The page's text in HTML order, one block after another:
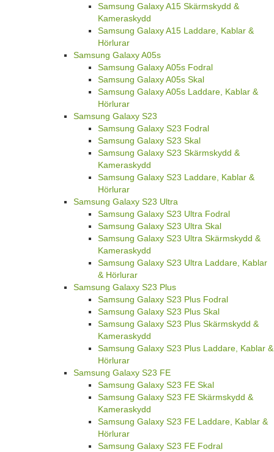
Samsung Galaxy A15 Skärmskydd &
Kameraskydd
Samsung Galaxy A15 Laddare, Kablar &
Hörlurar
Samsung Galaxy A05s
Samsung Galaxy A05s Fodral
Samsung Galaxy A05s Skal
Samsung Galaxy A05s Laddare, Kablar &
Hörlurar
Samsung Galaxy S23
Samsung Galaxy S23 Fodral
Samsung Galaxy S23 Skal
Samsung Galaxy S23 Skärmskydd &
Kameraskydd
Samsung Galaxy S23 Laddare, Kablar &
Hörlurar
Samsung Galaxy S23 Ultra
Samsung Galaxy S23 Ultra Fodral
Samsung Galaxy S23 Ultra Skal
Samsung Galaxy S23 Ultra Skärmskydd &
Kameraskydd
Samsung Galaxy S23 Ultra Laddare, Kablar
& Hörlurar
Samsung Galaxy S23 Plus
Samsung Galaxy S23 Plus Fodral
Samsung Galaxy S23 Plus Skal
Samsung Galaxy S23 Plus Skärmskydd &
Kameraskydd
Samsung Galaxy S23 Plus Laddare, Kablar &
Hörlurar
Samsung Galaxy S23 FE
Samsung Galaxy S23 FE Skal
Samsung Galaxy S23 FE Skärmskydd &
Kameraskydd
Samsung Galaxy S23 FE Laddare, Kablar &
Hörlurar
Samsung Galaxy S23 FE Fodral